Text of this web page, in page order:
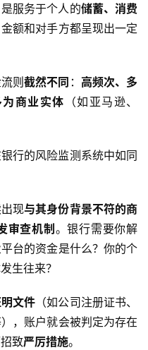
服务于个人的储蓄、消费
额和对手方都呈现出一定
则截然不同 ： 高频次、多
商业实体 （如亚马逊、
行的风险监测系统中如同
现与其身份背景不符的商
审查机制。银行需要你解
台的资金是什么？你的个
生往来？
文件 （如公司注册证书、
，账户就会被判定为存在
致严厉措施。